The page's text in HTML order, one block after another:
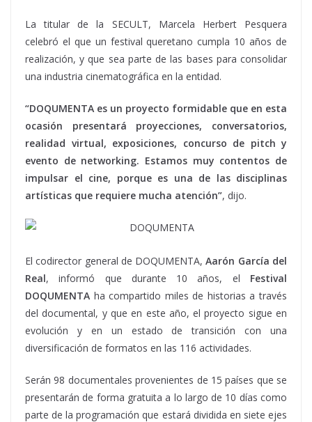
La titular de la SECULT, Marcela Herbert Pesquera
celebró el que un festival queretano cumpla 10 años de
realización, y que sea parte de las bases para consolidar
una industria cinematográfica en la entidad.
“DOQUMENTA es un proyecto formidable que en esta
ocasión presentará proyecciones, conversatorios,
realidad virtual, exposiciones, concurso de pitch y
evento de networking. Estamos muy contentos de
impulsar el cine, porque es una de las disciplinas
artísticas que requiere mucha atención”, dijo.
El codirector general de DOQUMENTA,Aarón García del
Real, informó que durante 10 años, el Festival
DOQUMENTA ha compartido miles de historias a través
del documental, y que en este año, el proyecto sigue en
evolución y en un estado de transición con una
diversificación de formatos en las 116 actividades.
Serán 98 documentales provenientes de 15 países que se
presentarán de forma gratuita a lo largo de 10 días como
parte de la programación que estará dividida en siete ejes